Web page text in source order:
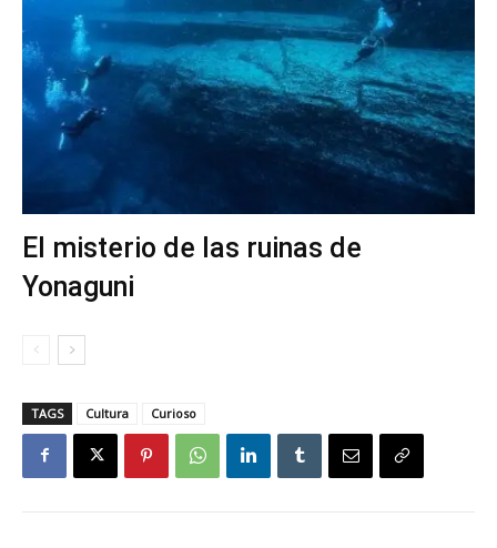
El misterio de las ruinas de
Yonaguni
TAGS Cultura Curioso